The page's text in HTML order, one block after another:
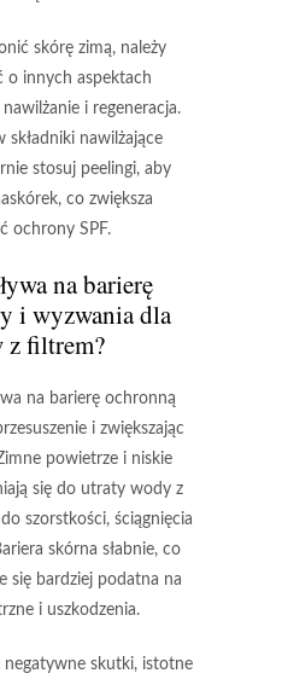
skórę zimą, należy
o innych aspektach
i regeneracja.
składniki nawilżające
stosuj peelingi, aby
co zwiększa
ochrony SPF.
na barierę
i wyzwania dla
z filtrem?
na barierę ochronną
i zwiększając
powietrze i niskie
się do utraty wody z
szorstkości, ściągnięcia
skórna słabnie, co
się bardziej podatna na
i uszkodzenia.
skutki, istotne